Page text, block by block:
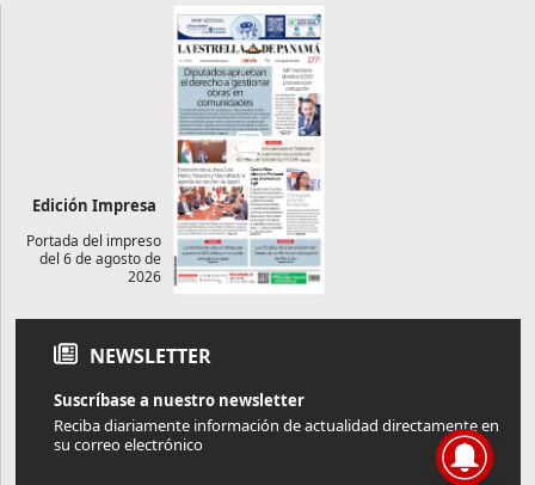
Edición Impresa
Portada del impreso
del 6 de agosto de
2026
NEWSLETTER
Suscríbase a nuestro newsletter
Reciba diariamente información de actualidad directamente en
su correo electrónico